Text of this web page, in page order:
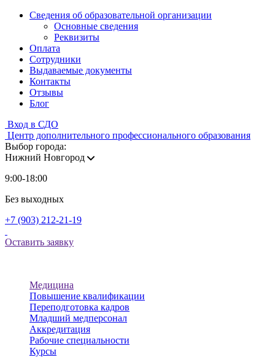
Сведения об образовательной организации
Основные сведения
Реквизиты
Оплата
Сотрудники
Выдаваемые документы
Контакты
Отзывы
Блог
Вход в СДО
Центр дополнительного профессионального образования
Выбор города:
Нижний Новгород
9:00-18:00
Без выходных
+7 (903) 212-21-19
Оставить заявку
Медицина
Повышение квалификации
Переподготовка кадров
Младший медперсонал
Аккредитация
Рабочие специальности
Курсы